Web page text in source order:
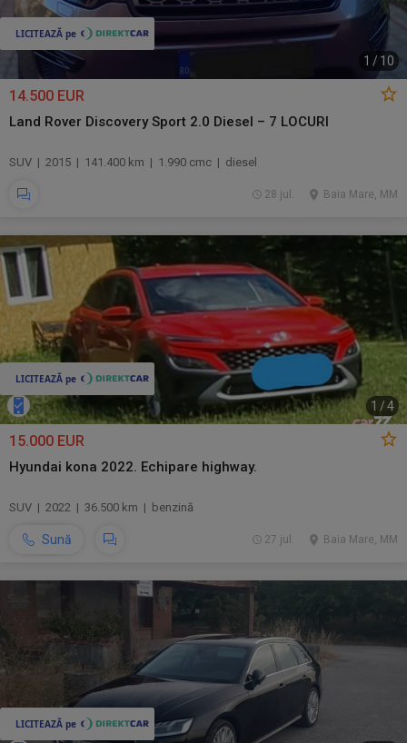
1 / 10
14.500 EUR
Land Rover Discovery Sport 2.0 Diesel – 7 LOCURI
SUV | 2015 | 141.400 km | 1.990 cmc | diesel
Baia Mare, MM
28 jul.
1 /4
15.000 EUR
Hyundai kona 2022. Echipare highway.
SUV | 2022 | 36.500 km | benzină
Sună Baia Mare, MM
27 jul.